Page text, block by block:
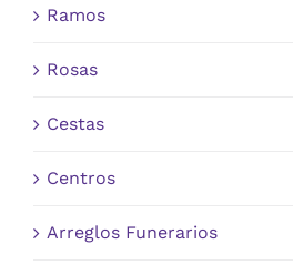
Ramos
Rosas
Cestas
Centros
Arreglos Funerarios